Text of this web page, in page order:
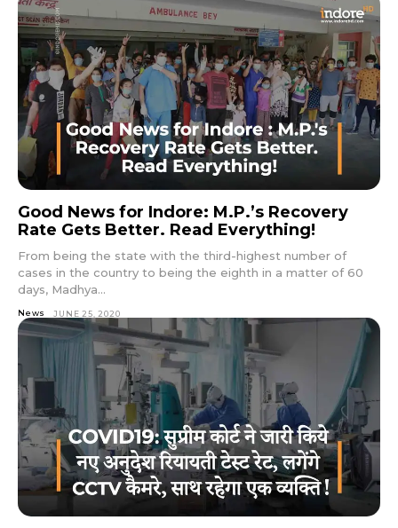
Good News for Indore: M.P.’s Recovery
Rate Gets Better. Read Everything!
From being the state with the third-highest number of
cases in the country to being the eighth in a matter of 60
days, Madhya...
News JUNE 25, 2020